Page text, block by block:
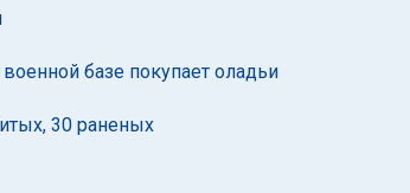
базе покупает оладьи
30 раненых